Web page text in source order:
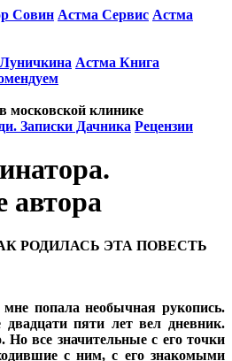
Совин Астма Сервис Астма
Астма Книга
московской клинике
Записки Дачника Рецензии
автора
РОДИЛАСЬ ЭТА ПОВЕСТЬ
мне попала необычная рукопись.
пяти лет вел дневник.
Но все значительные с его точки
с ним, с его знакомыми